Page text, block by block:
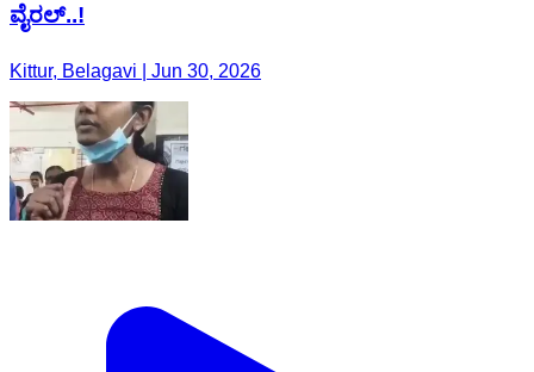
ವೈರಲ್..!
Kittur, Belagavi | Jun 30, 2026